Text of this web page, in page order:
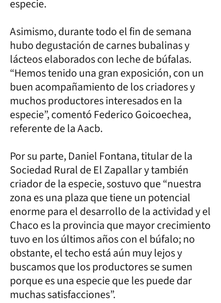
especie.
Asimismo, durante todo el fin de semana
hubo degustación de carnes bubalinas y
lácteos elaborados con leche de búfalas.
“Hemos tenido una gran exposición, con un
buen acompañamiento de los criadores y
muchos productores interesados en la
especie”, comentó Federico Goicoechea,
referente de la Aacb.
Por su parte, Daniel Fontana, titular de la
Sociedad Rural de El Zapallar y también
criador de la especie, sostuvo que “nuestra
zona es una plaza que tiene un potencial
enorme para el desarrollo de la actividad y el
Chaco es la provincia que mayor crecimiento
tuvo en los últimos años con el búfalo; no
obstante, el techo está aún muy lejos y
buscamos que los productores se sumen
porque es una especie que les puede dar
muchas satisfacciones”.